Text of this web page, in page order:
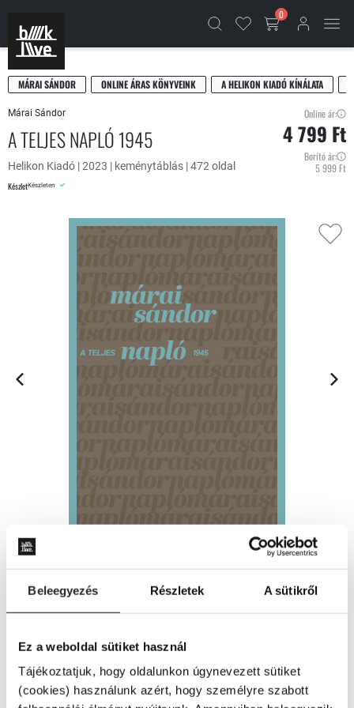
Beleegyezés Részletek A sütikről
Ez a weboldal sütiket használ
Tájékoztatjuk, hogy oldalunkon úgynevezett sütiket
(cookies) használunk azért, hogy személyre szabott
0
MÁRAI SÁNDOR ONLINE ÁRAS KÖNYVEINK A HELIKON KIADÓ KÍNÁLATA
Márai Sándor
A TELJES NAPLÓ 1945
Helikon Kiadó | 2023 | keménytáblás | 472 oldal
KészletKészleten
Online ár:
4 799 Ft
Borító ár:
5 999 Ft
KOSÁRBA